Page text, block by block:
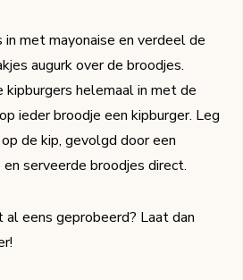
met mayonaise en verdeel de
augurk over de broodjes.
kipburgers helemaal in met de
ieder broodje een kipburger. Leg
de kip, gevolgd door een
en serveerde broodjes direct.
eens geprobeerd? Laat dan